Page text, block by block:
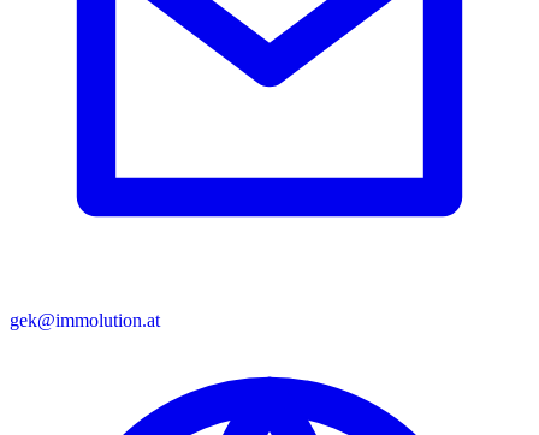
gek@immolution.at